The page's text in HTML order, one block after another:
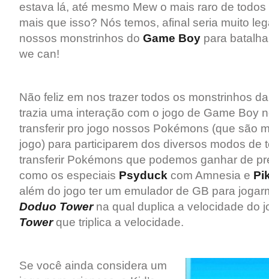
estava lá, até mesmo Mew o mais raro de
mais que isso? Nós temos, afinal seria muito
nossos monstrinhos do Game Boy para
we can!
Não feliz em nos trazer todos os monstrinhos
trazia uma interação com o jogo de Game Boy
transferir pro jogo nossos Pokémons (que são
jogo) para participarem dos diversos modos de
transferir Pokémons que podemos ganhar de
como os especiais Psyduck com Amnesia e
além do jogo ter um emulador de GB para
Doduo Towerna qual duplica a velocidade do
Towerque triplica a velocidade.
Se você ainda considera um